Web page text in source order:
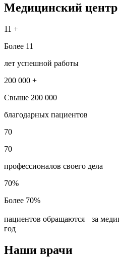
Медицинский
11 +
Более 11
лет успешной работы
200 000 +
Свыше 200 000
благодарных пациентов
70
70
профессионалов своего дела
70%
Более 70%
пациентов обращаются за
год
Наши врачи